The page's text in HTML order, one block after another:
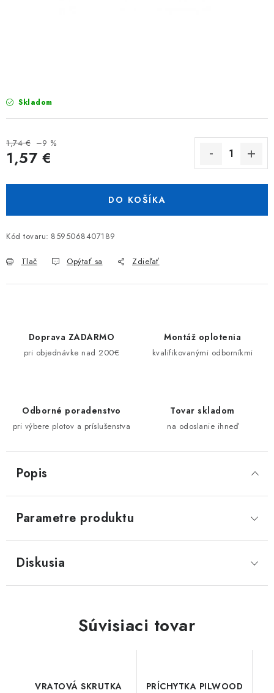
REALIZÁCIE
Obchodné podmienky
Podmienky ochrany osobných údajov
Formulár na odstúpenie od zmluvy
Reklamačný formulár
Skladom
1,74 € –9 %
1,57 €
DO KOŠÍKA
Kód tovaru: 8595068407189
Tlač Opýtať sa Zdieľať
Doprava ZADARMO
pri objednávke nad 200€
Montáž oplotenia
kvalifikovanými odborníkmi
Odborné poradenstvo
pri výbere plotov a príslušenstva
Tovar skladom
na odoslanie ihneď
Popis
Parametre produktu
Diskusia
Súvisiaci tovar
VRATOVÁ SKRUTKA
PRÍCHYTKA PILWOOD